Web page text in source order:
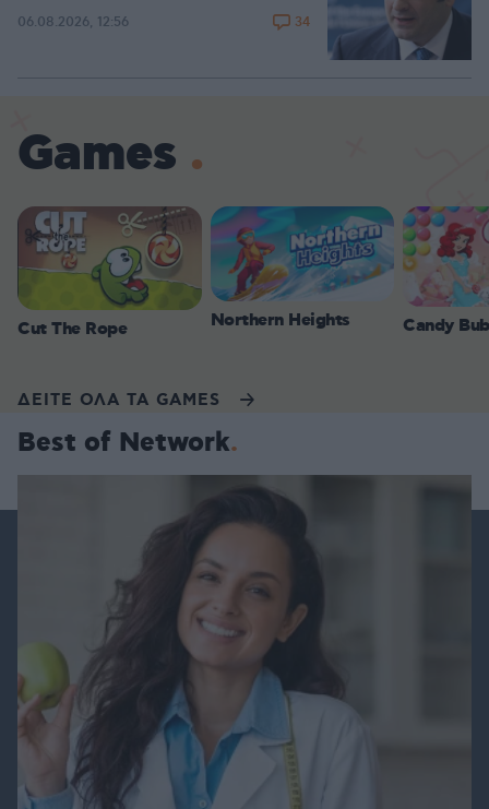
06.08.2026, 12:56 34
Games
Cut The Rope Northern Heights Candy
ΔΕΙΤΕ ΟΛΑ ΤΑ GAMES
Best of Network